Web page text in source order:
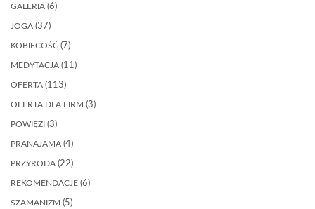
GALERIA (6)
JOGA (37)
KOBIECOŚĆ (7)
MEDYTACJA (11)
OFERTA (113)
OFERTA DLA FIRM (3)
POWIĘZI (3)
PRANAJAMA (4)
PRZYRODA (22)
REKOMENDACJE (6)
SZAMANIZM (5)